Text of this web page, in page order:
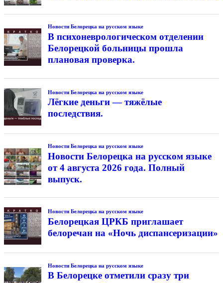
Новости Белорецка на русском языке
В психоневрологическом отделении
Белорецкой больницы прошла
плановая проверка.
Новости Белорецка на русском языке
Лёгкие деньги — тяжёлые
последствия.
Новости Белорецка на русском языке
Новости Белорецка на русском языке
от 4 августа 2026 года. Полный
выпуск.
Новости Белорецка на русском языке
Белорецкая ЦРКБ приглашает
белоречан на «Ночь диспансеризации»
Новости Белорецка на русском языке
В Белорецке отметили сразу три